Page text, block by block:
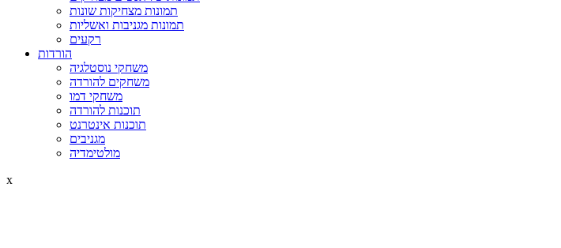
תמונות מצחיקות שונות
תמונות מגניבות ואשליות
רקעים
הורדות
משחקי נוסטלגיה
משחקים להורדה
משחקי דמו
תוכנות להורדה
תוכנות אינטרנט
מגניבים
מולטימדיה
x